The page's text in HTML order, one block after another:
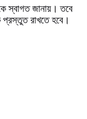
স্বাগত জানায়। তবে
প্রস্তুত রাখতে হবে।